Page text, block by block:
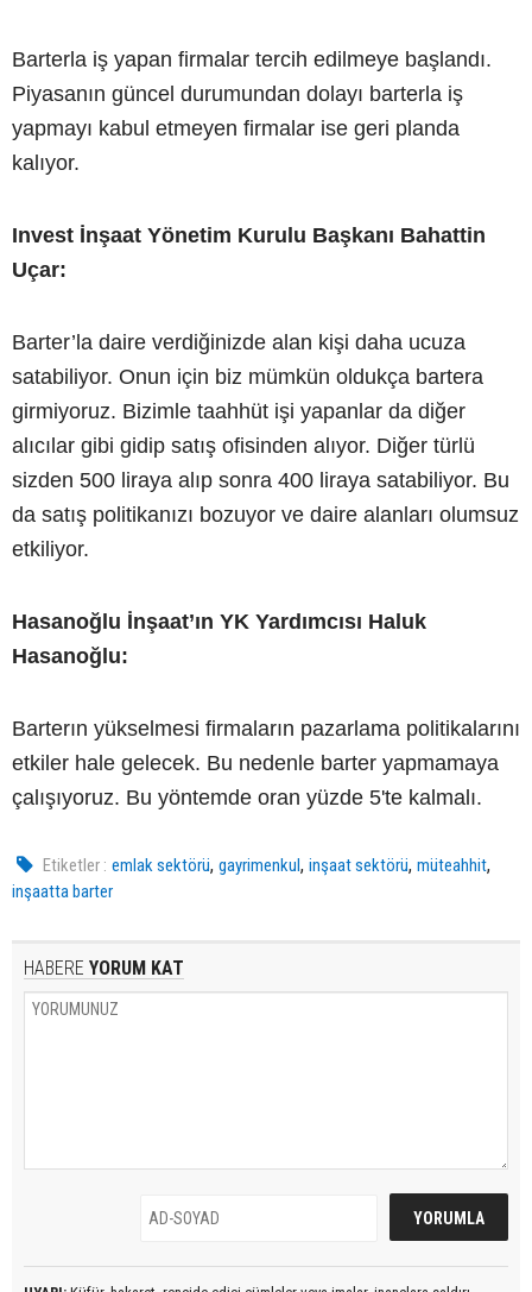
Barterla iş yapan firmalar tercih edilmeye başlandı.
Piyasanın güncel durumundan dolayı barterla iş
yapmayı kabul etmeyen firmalar ise geri planda
kalıyor.
Invest İnşaat Yönetim Kurulu Başkanı Bahattin
Uçar:
Barter’la daire verdiğinizde alan kişi daha ucuza
satabiliyor. Onun için biz mümkün oldukça bartera
girmiyoruz. Bizimle taahhüt işi yapanlar da diğer
alıcılar gibi gidip satış ofisinden alıyor. Diğer türlü
sizden 500 liraya alıp sonra 400 liraya satabiliyor. Bu
da satış politikanızı bozuyor ve daire alanları olumsuz
etkiliyor.
Hasanoğlu İnşaat’ın YK Yardımcısı Haluk
Hasanoğlu:
Barterın yükselmesi firmaların pazarlama politikalarını
etkiler hale gelecek. Bu nedenle barter yapmamaya
çalışıyoruz. Bu yöntemde oran yüzde 5'te kalmalı.
Etiketler : emlak sektörü,gayrimenkul,inşaat sektörü,müteahhit,
inşaatta barter
HABERE YORUM KAT